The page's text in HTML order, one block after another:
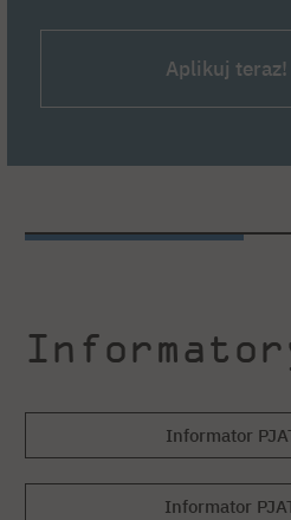
Aplikuj teraz!
Informator
Informator